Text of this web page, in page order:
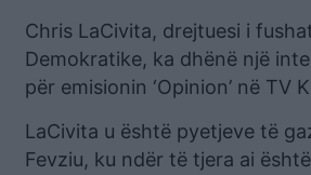
Chris LaCivita, drejtuesi i
Demokratike, ka dhënë një
për emisionin ‘Opinion’ në TV
LaCivita u është pyetjeve të
Fevziu, ku ndër të tjera ai